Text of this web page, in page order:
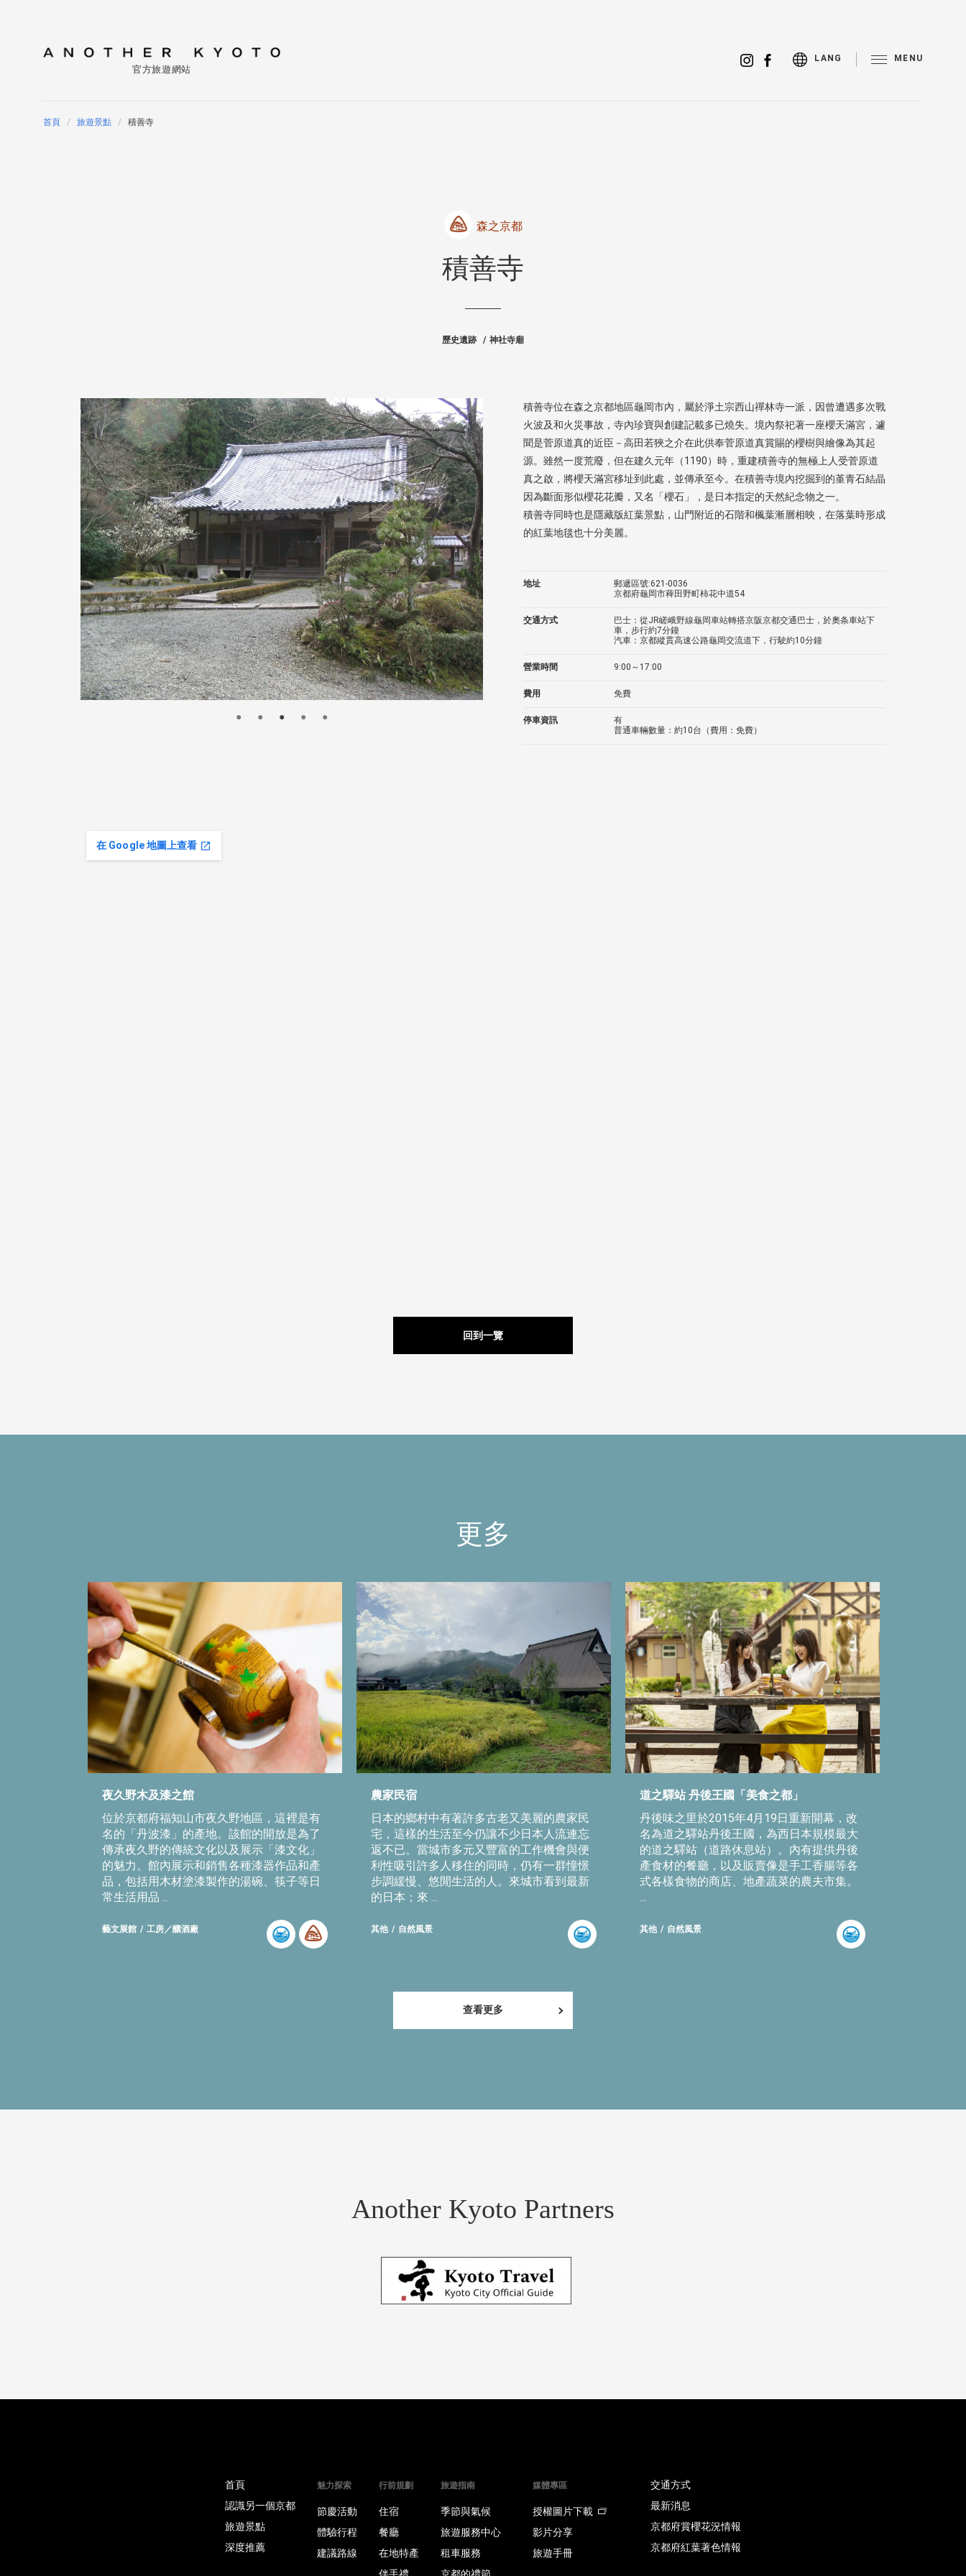
官方旅遊網站
LANG MENU
首頁 旅遊景點 積善寺
森之京都
積善寺
歷史遺跡 神社寺廟
積善寺位在森之京都地區龜岡市內，屬於淨土宗西山禪林寺一派，因曾遭遇多次戰
火波及和火災事故，寺內珍寶與創建記載多已燒失。境內祭祀著一座櫻天滿宮，遽
聞是菅原道真的近臣－高田若狹之介在此供奉菅原道真賞賜的櫻樹與繪像為其起
源。雖然一度荒廢，但在建久元年（1190）時，重建積善寺的無極上人受菅原道
真之啟，將櫻天滿宮移址到此處，並傳承至今。在積善寺境內挖掘到的堇青石結晶
因為斷面形似櫻花花瓣，又名「櫻石」，是日本指定的天然紀念物之一。
積善寺同時也是隱藏版紅葉景點，山門附近的石階和楓葉漸層相映，在落葉時形成
的紅葉地毯也十分美麗。
地址
郵遞區號:621-0036
京都府龜岡市薭田野町柿花中道54
交通方式
巴士：從JR嵯峨野線龜岡車站轉搭京阪京都交通巴士，於奧条車站下
車，步行約7分鐘
汽車：京都縱貫高速公路龜岡交流道下，行駛約10分鐘
營業時間 9:00～17:00
費用 免費
停車資訊
有
普通車輛數量：約10台（費用：免費）
在 Google 地圖上查看
回到一覽
更多
夜久野木及漆之館
位於京都府福知山市夜久野地區，這裡是有
名的「丹波漆」的產地。該館的開放是為了
傳承夜久野的傳統文化以及展示「漆文化」
的魅力。館內展示和銷售各種漆器作品和產
品，包括用木材塗漆製作的湯碗、筷子等日
常生活用品 ...
藝文展館 工房／釀酒廠
農家民宿
日本的鄉村中有著許多古老又美麗的農家民
宅，這樣的生活至今仍讓不少日本人流連忘
返不已。當城市多元又豐富的工作機會與便
利性吸引許多人移住的同時，仍有一群憧憬
步調緩慢、悠閒生活的人。來城市看到最新
的日本；來 ...
其他 自然風景
道之驛站 丹後王國「美食之都」
丹後味之里於2015年4月19日重新開幕，改
名為道之驛站丹後王國，為西日本規模最大
的道之驛站（道路休息站）。內有提供丹後
產食材的餐廳，以及販賣像是手工香腸等各
式各樣食物的商店、地產蔬菜的農夫市集。
其他 自然風景
查看更多
Another Kyoto Partners
首頁
認識另一個京都
旅遊景點
深度推薦
魅力探索
節慶活動
體驗行程
建議路線
行前規劃
住宿
餐廳
在地特產
伴手禮
旅遊指南
季節與氣候
旅遊服務中心
租車服務
京都的禮節
媒體專區
授權圖片下載
影片分享
旅遊手冊
交通方式
最新消息
京都府賞櫻花況情報
京都府紅葉著色情報